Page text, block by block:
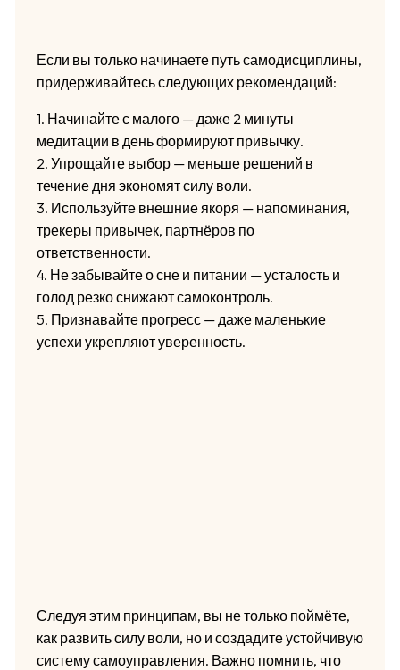
Если вы только начинаете путь самодисциплины,
придерживайтесь следующих рекомендаций:
1. Начинайте с малого — даже 2 минуты
медитации в день формируют привычку.
2. Упрощайте выбор — меньше решений в
течение дня экономят силу воли.
3. Используйте внешние якоря — напоминания,
трекеры привычек, партнёров по
ответственности.
4. Не забывайте о сне и питании — усталость и
голод резко снижают самоконтроль.
5. Признавайте прогресс — даже маленькие
успехи укрепляют уверенность.
Следуя этим принципам, вы не только поймёте,
как развить силу воли, но и создадите устойчивую
систему самоуправления. Важно помнить, что